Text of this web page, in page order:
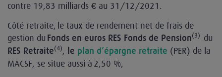
contre 19,83 milliards € au 31/12/2021.
Côté retraite, le taux de rendement net de frais de
gestion du Fonds en euros RES Fonds de Pension(3) du
RES Retraite(4) , le plan d’épargne retraite (PER) de la
MACSF, se situe aussi à 2,50 %,